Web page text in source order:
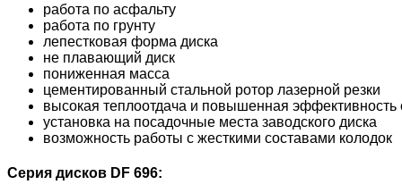
работа по асфальту
работа по грунту
лепестковая форма диска
не плавающий диск
пониженная масса
цементированный стальной ротор лазерной резки
высокая теплоотдача и повышенная эффективность
установка на посадочные места заводского диска
возможность работы с жесткими составами колодок
Серия дисков DF 696: